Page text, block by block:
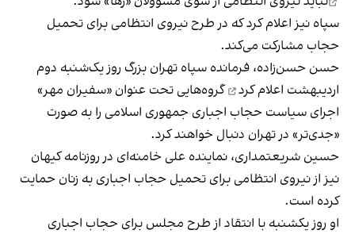
سپاه نیز اعلام کرد که در طرح نیروی انتظامی برای تحمیل
حجاب مشارکت می‌کند.
حسن حسن‌زاده، فرمانده سپاه تهران بزرگ روز یک‌شنبه دوم
اردیبهشت اعلام کرد
گروه‌هایی تحت عنوان «سفیران مهر»
اجرای سیاست حجاب اجباری جمهوری اسلامی را به صورت
«جدی‌تر» در تهران دنبال خواهند کرد.
حسین شریعتمداری، نماینده علی خامنه‌ای در روزنامه کیهان
نیز از نیروی انتظامی برای تحمیل حجاب اجباری به زنان حمایت
کرده است.
او روز یکشنبه با انتقاد از طرح مجلس برای حجاب اجباری